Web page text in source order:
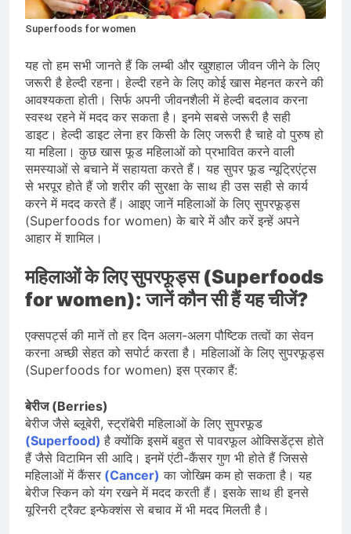
प्रदर्शन तेज़, PM आवास मार्च रोका गया,
सरकार से तीन बड़ी मांगें
तैयारियाँ तेज़, सांस्कृतिक कार्यक्रमों और
धार्मिक आयोजनों की धूम
August 4, 2026
राष्ट्रीय हथकरघा दिवस की तैयारियाँ तेज़,
देशभर में विशेष कार्यक्रमों के जरिए भारतीय
बुनकरों और पारंपरिक वस्त्रों को मिलेगा बढ़ावा
August 2, 2026
Superfoods for women
यह तो हम सभी जानते हैं कि लम्बी और खुशहाल जीवन जीने के लिए
जरूरी है हेल्दी रहना। हेल्दी रहने के लिए कोई खास मेहनत करने की
आवश्यकता होती। सिर्फ अपनी जीवनशैली में हेल्दी बदलाव करना
स्वस्थ रहने में मदद कर सकता है। इनमे सबसे जरूरी है सही
डाइट। हेल्दी डाइट लेना हर किसी के लिए जरूरी है चाहे वो पुरुष हो
या महिला। कुछ खास फूड महिलाओं को प्रभावित करने वाली
समस्याओं से बचाने में सहायता करते हैं। यह सुपर फूड न्यूट्रिएंट्स
से भरपूर होते हैं जो शरीर की सुरक्षा के साथ ही उस सही से कार्य
करने में मदद करते हैं। आइए जानें महिलाओं के लिए सुपरफूड्स
(Superfoods for women) के बारे में और करें इन्हें अपने
आहार में शामिल।
महिलाओं के लिए सुपरफूड्स (Superfoods
for women): जानें कौन सी हैं यह चीजें?
एक्सपर्ट्स की मानें तो हर दिन अलग-अलग पौष्टिक तत्वों का सेवन
करना अच्छी सेहत को सपोर्ट करता है। महिलाओं के लिए सुपरफूड्स
(Superfoods for women) इस प्रकार हैं:
बेरीज (Berries)
बेरीज जैसे ब्लूबेरी, स्ट्रॉबेरी महिलाओं के लिए सुपरफूड
(Superfood)है क्योंकि इसमें बहुत से पावरफूल ओक्सिडेंट्स होते
हैं जैसे विटामिन सी आदि। इनमें एंटी-कैंसर गुण भी होते हैं जिससे
महिलाओं में कैंसर (Cancer) का जोखिम कम हो सकता है। यह
बेरीज स्किन को यंग रखने में मदद करती हैं। इसके साथ ही इनसे
यूरिनरी ट्रैक्ट इन्फेक्शंस से बचाव में भी मदद मिलती है।